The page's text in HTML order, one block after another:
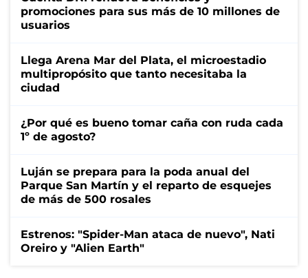
promociones para sus más de 10 millones de
usuarios
Llega Arena Mar del Plata, el microestadio
multipropósito que tanto necesitaba la
ciudad
¿Por qué es bueno tomar caña con ruda cada
1º de agosto?
Luján se prepara para la poda anual del
Parque San Martín y el reparto de esquejes
de más de 500 rosales
Estrenos: "Spider-Man ataca de nuevo", Nati
Oreiro y "Alien Earth"